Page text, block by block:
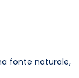
fonte naturale,